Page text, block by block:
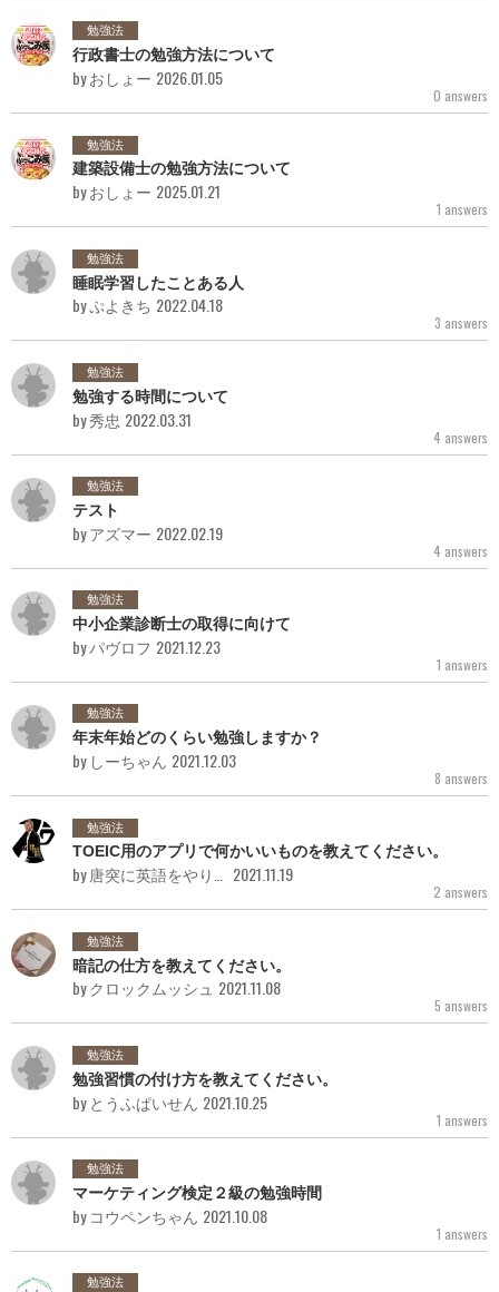
勉強法
行政書士の勉強方法について
by おしょー 2026.01.05
0 answers
勉強法
建築設備士の勉強方法について
by おしょー 2025.01.21
1 answers
勉強法
睡眠学習したことある人
by ぷよきち 2022.04.18
3 answers
勉強法
勉強する時間について
by 秀忠 2022.03.31
4 answers
勉強法
テスト
by アズマー 2022.02.19
4 answers
勉強法
中小企業診断士の取得に向けて
by パヴロフ 2021.12.23
1 answers
勉強法
年末年始どのくらい勉強しますか？
by しーちゃん 2021.12.03
8 answers
勉強法
TOEIC用のアプリで何かいいものを教えてください。
by 唐突に英語をやりたくなった人 2021.11.19
2 answers
勉強法
暗記の仕方を教えてください。
by クロックムッシュ 2021.11.08
5 answers
勉強法
勉強習慣の付け方を教えてください。
by とうふぱいせん 2021.10.25
1 answers
勉強法
マーケティング検定２級の勉強時間
by コウペンちゃん 2021.10.08
1 answers
勉強法